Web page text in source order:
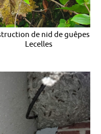
de nid de guêpes
Lecelles